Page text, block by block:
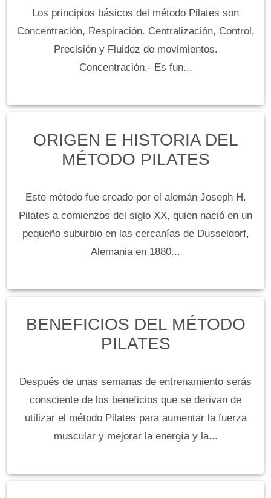
Los principios básicos del método Pilates son
Concentración, Respiración. Centralización, Control,
Precisión y Fluidez de movimientos.
Concentración.- Es fun...
ORIGEN E HISTORIA DEL
MÉTODO PILATES
Este método fue creado por el alemán Joseph H.
Pilates a comienzos del siglo XX, quien nació en un
pequeño suburbio en las cercanías de Dusseldorf,
Alemania en 1880...
BENEFICIOS DEL MÉTODO
PILATES
Después de unas semanas de entrenamiento serás
consciente de los beneficios que se derivan de
utilizar el método Pilates para aumentar la fuerza
muscular y mejorar la energía y la...